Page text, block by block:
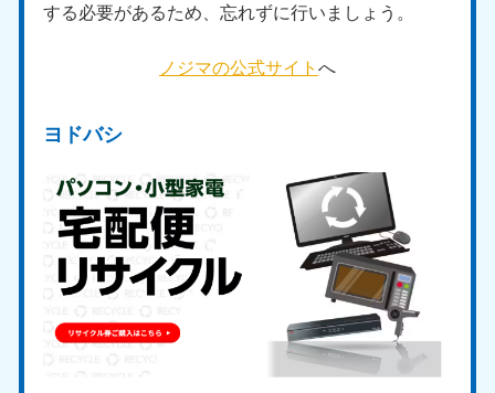
する必要があるため、忘れずに行いましょう。
ノジマの公式サイト へ
ヨドバシ
050-1880-9899 050-1880-9898
050-1880-9896
9:00〜19:00 年中無休
九州・沖縄
福岡県
050-1880-9895
9:00〜19:00 年中無休
佐賀県
050-1880-9894
9:00〜19:00 年中無休
長崎県 鹿児島県
050-1880-9889
9:00〜19:00 年中無休